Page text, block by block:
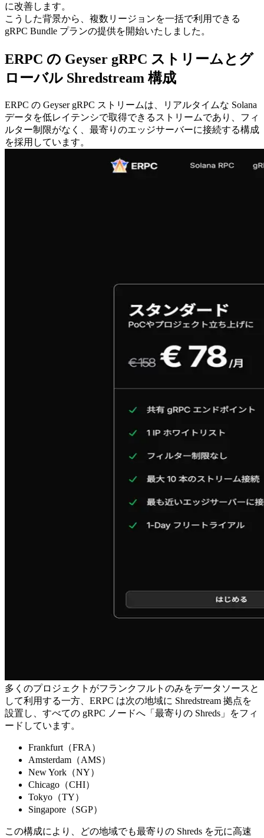
に改善します。
こうした背景から、複数リージョンを一括で利用できる
gRPC Bundle プランの提供を開始いたしました。
ERPC の Geyser gRPC ストリームとグ
ローバル Shredstream 構成
ERPC の Geyser gRPC ストリームは、リアルタイムな Solana
データを低レイテンシで取得できるストリームであり、フィ
ルター制限がなく、最寄りのエッジサーバーに接続する構成
を採用しています。
多くのプロジェクトがフランクフルトのみをデータソースと
して利用する一方、ERPC は次の地域に Shredstream 拠点を
設置し、すべての gRPC ノードへ「最寄りの Shreds」をフィ
ードしています。
Frankfurt（FRA）
Amsterdam（AMS）
New York（NY）
Chicago（CHI）
Tokyo（TY）
Singapore（SGP）
この構成により、どの地域でも最寄りの Shreds を元に高速